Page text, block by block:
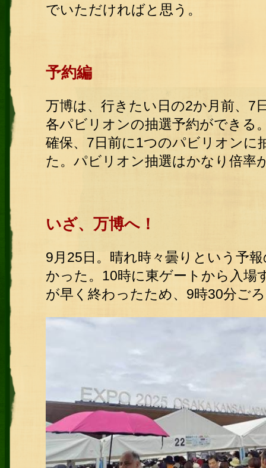
でいただければと思う。
予約編
万博は、行きたい日の2か月前、7
各パビリオンの抽選予約ができる
確保、7日前に1つのパビリオンに
た。パビリオン抽選はかなり倍率
いざ、万博へ！
9月25日。晴れ時々曇りという予
かった。 10時に東ゲートから入場
が早く終わったため、9時30分ご